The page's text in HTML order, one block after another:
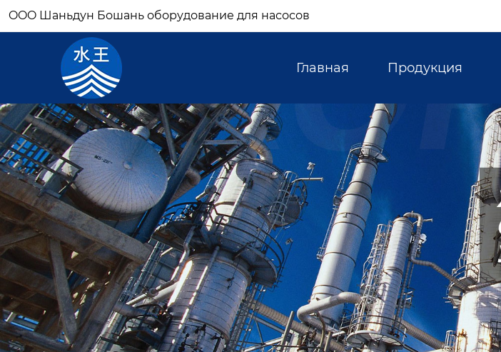
OOO Шаньдун Бошань оборудование для насосов
Главная Продукция